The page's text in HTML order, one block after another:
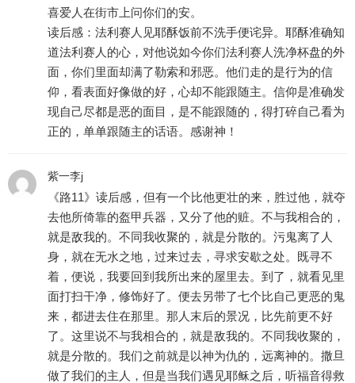
喜爱人在街市上问你们的安。
读后感：法利赛人见耶酥饭前不洗手便诧异。耶酥准确知
道法利赛人的心，对他说如今你们法利赛人洗净杯盘的外
面，你们里面却满了勒索和邪恶。他们走的是行为的信
仰，看表面好像做的好，心却不能跟随主。信仰是准确发
现自己尽都是恶的面目，是不能跟随的，得打碎自己看为
正的，单单跟随主的话语。感谢神！
紫一李j
《路11》读后感，但有一个比他更壮的来，胜过他，就夺
去他所倚靠的盔甲兵器，又分了他的赃。不与我相合的，
就是敌我的。不同我收聚的，就是分散的。污鬼离了人
身，就在无水之地，过来过去，寻求安歇之处。既寻不
着，便说，我要回到我所出来的屋里去。到了，就看见里
面打扫干净，修饰好了。便去另带了七个比自己更恶的鬼
来，都进去住在那里。那人末后的景况，比先前更不好
了。这里说不与我相合的，就是敌我的。不同我收聚的，
就是分散的。我们之前就是以神为仇的，远离神的。撒旦
做了我们的主人，但是当我们遇见耶稣之后，听福音得救